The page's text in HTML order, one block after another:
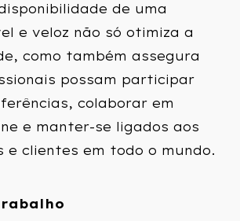
de uma
e veloz não só otimiza a
como também assegura
possam participar
colaborar em
e manter-se ligados aos
e clientes em todo o mundo.